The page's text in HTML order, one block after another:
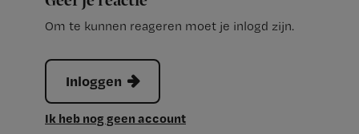
Om te kunnen reageren moet je inlogd zijn.
Inloggen
Ik heb nog geen account